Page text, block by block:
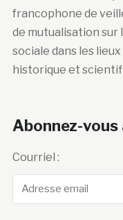
francophone de
de mutualisation sur
sociale dans les
historique et
Abonnez-
Courriel :